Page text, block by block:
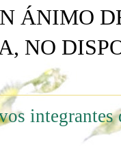
ÁNIMO
NO
integrantes